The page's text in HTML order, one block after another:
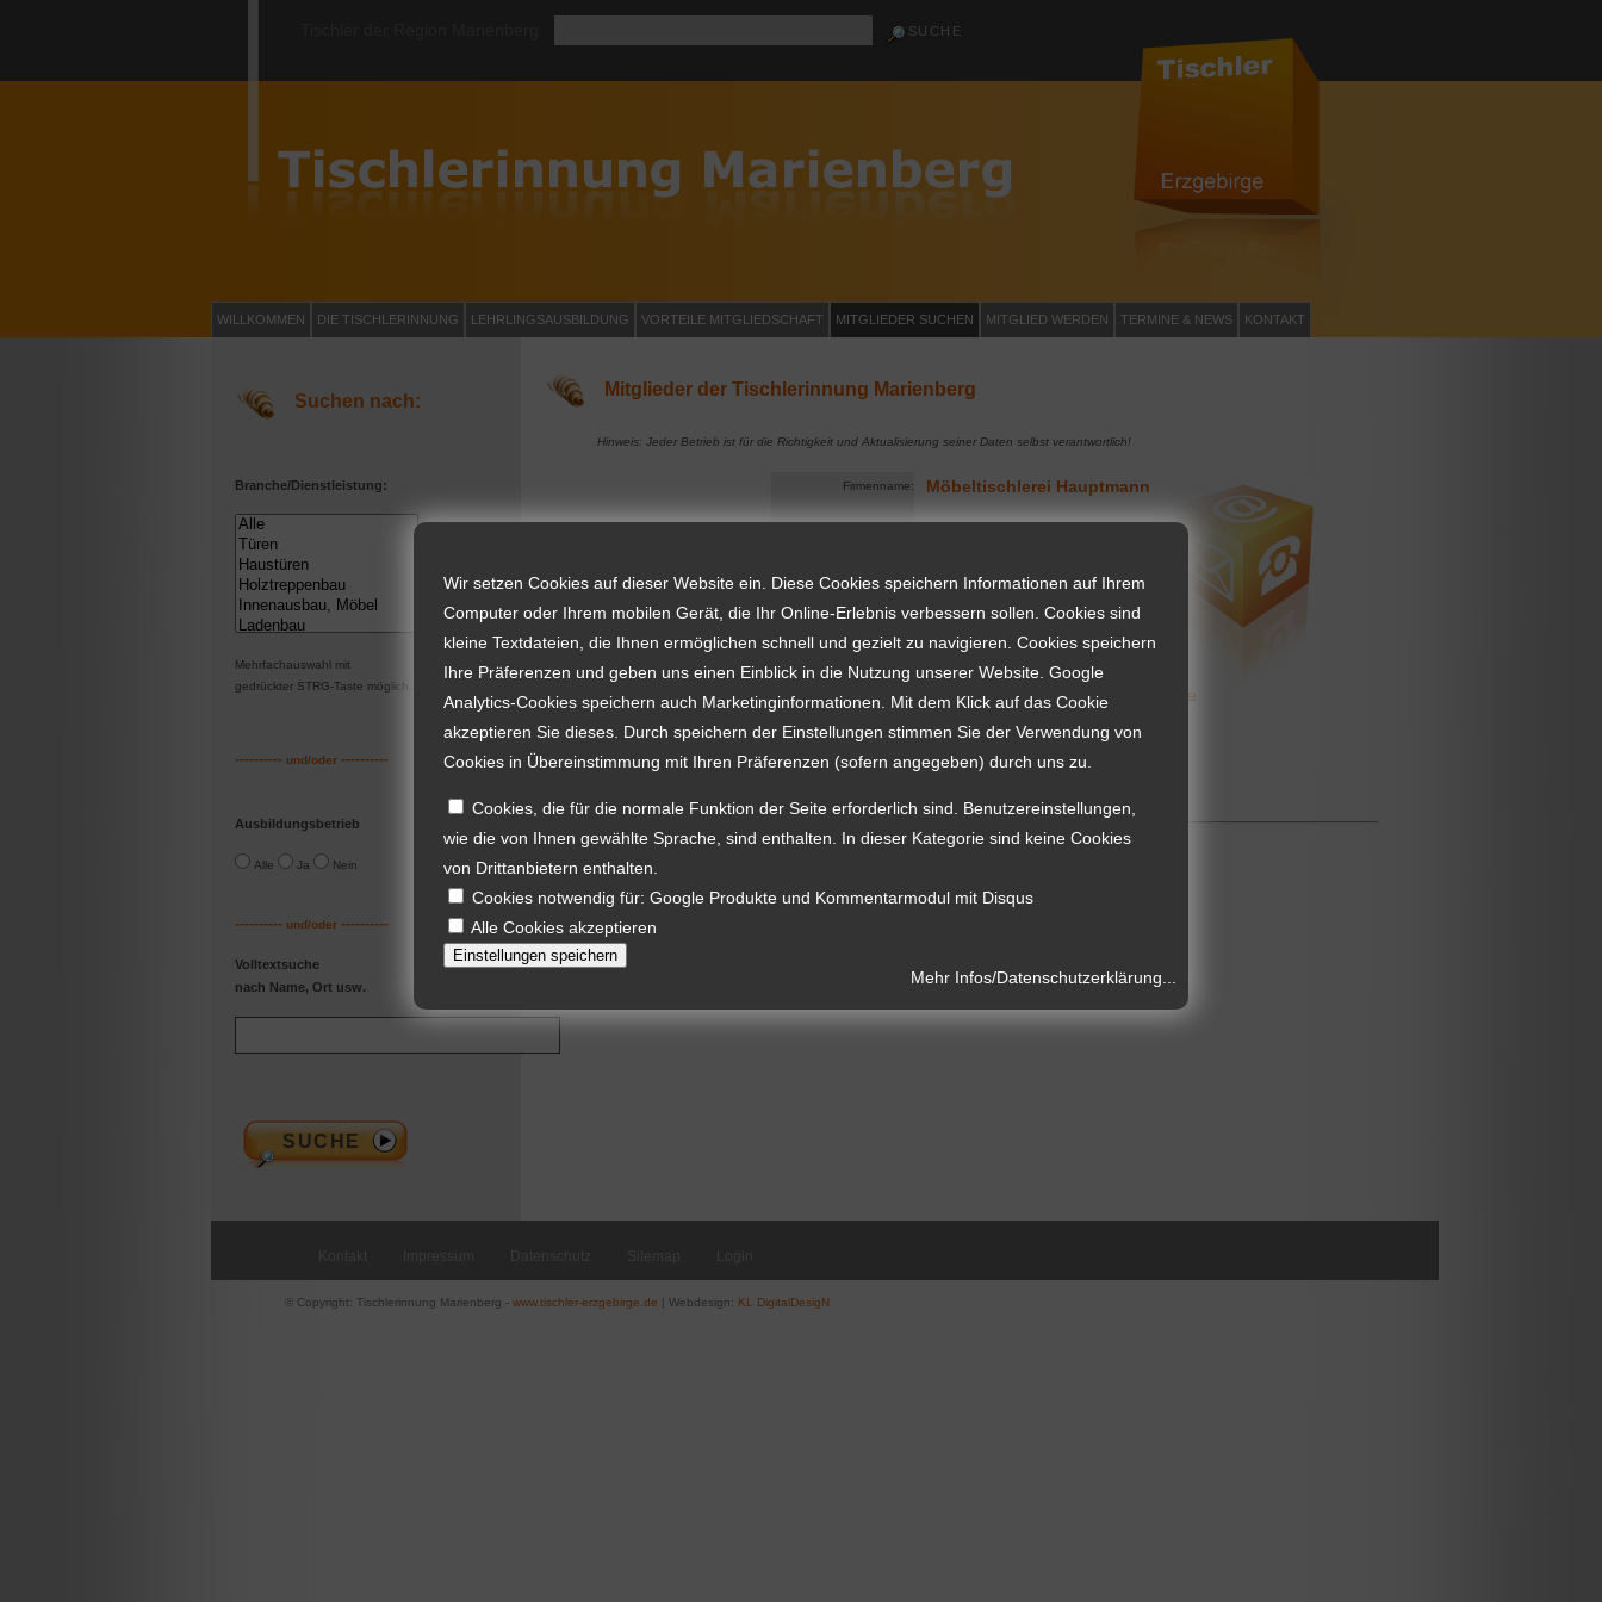
WILLKOMMEN DIE TISCHLERINNUNG LEHRLINGSAUSBILDUNG VORTEILE MITGLIEDSCHAFT MITGLIEDER SUCHEN MITGLIED WERDEN TERMINE & NEWS KONTAKT
Suchen nach:
Branche/Dienstleistung:
Mehrfachauswahl mit
gedrückter STRG-Taste möglic
---------- und/oder ----------
Ausbildungsbetrieb
Alle Ja Nein
---------- und/oder ----------
Volltextsuche
nach Name, Ort usw.
Mitglieder der Tischlerinnung Marienberg
Hinweis: Jeder Betrieb ist für die Richtigkeit und Aktualisierung seiner Daten selbst verantwortlich!
Besonderheiten:
Firmenname: Möbeltischlerei Hauptmann
Straße: Grünthaler Str. 76
PLZ Ort: 09526 Olbernhau
Telefon / Fax: 037360 74255 037360 74208
Mobiltelefon: 0173 3568074
E-Mail: Hauptmann-Olbernhau@t-online.de
Internet:
Branchen:
© Copyright: Tischlerinnung Marienberg - www.tischler-erzgebirge.de | Webdesign: KL DigitalDesigN
Wir setzen Cookies auf dieser Website ein. Diese Cookies speichern Informationen auf Ihrem
Computer oder Ihrem mobilen Gerät, die Ihr Online-Erlebnis verbessern sollen. Cookies sind
kleine Textdateien, die Ihnen ermöglichen schnell und gezielt zu navigieren. Cookies speichern
Ihre Präferenzen und geben uns einen Einblick in die Nutzung unserer Website. Google
Analytics-Cookies speichern auch Marketinginformationen. Mit dem Klick auf das Cookie
akzeptieren Sie dieses. Durch speichern der Einstellungen stimmen Sie der Verwendung von
Cookies in Übereinstimmung mit Ihren Präferenzen (sofern angegeben) durch uns zu.
Cookies, die für die normale Funktion der Seite erforderlich sind. Benutzereinstellungen,
wie die von Ihnen gewählte Sprache, sind enthalten. In dieser Kategorie sind keine Cookies
von Drittanbietern enthalten.
Cookies notwendig für: Google Produkte und Kommentarmodul mit Disqus
Alle Cookies akzeptieren
Einstellungen speichern
Mehr Infos/Datenschutzerklärung...